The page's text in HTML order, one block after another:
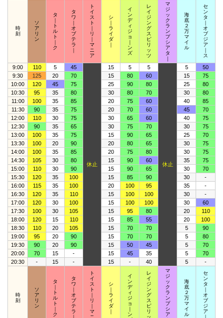
時
刻
ソ
ア
リ
ン
タ
｜
ト
ル
ト
｜
ク
タ
ワ
｜
オ
ブ
テ
ラ
｜
ト
イ
ス
ト
｜
リ
｜
マ
ニ
ア
シ
｜
ラ
イ
ダ
｜
イ
ン
デ
ィ
ジ
ョ
｜
ン
ズ
レ
イ
ジ
ン
グ
ス
ピ
リ
ッ
ツ
マ
ジ
ッ
ク
ラ
ン
プ
シ
ア
タ
｜
海
底
２
万
マ
イ
ル
セ
ン
タ
｜
オ
ブ
ジ
ア
｜
ス
9:00 110 5 45
休止
15 5 5
休止
5
50
9:30
125 20 70 15 80 60 15
75
10:00
120 45 75 25 90 80 25
80
10:30
95 35 80 30 80 70 30
80
11:00
100 35 85 20 75 60 40
85
11:30
90 35 75 20 70 60 45
70
12:00
110 30 75 30 65 60 40
75
12:30
90 35 65 30 75 70 30
75
13:00
100 35 75 15 90 65 25
70
13:30
100 20 90 20 80 65 30
75
14:00
100 35 85 20 75 80 30
75
14:30
105 30 80 15 90 60 35
75
15:00
110 30 90 15 90 65 30
70
15:30
120 35 100 15 85 90 30
-
16:00
115 35 100 20 100 95 35
-
16:30
120 35 110 15 100 100 30
-
17:00
120 30 100 15 100 100 30
60
17:30
100 30 105 15 95 80 20
110
18:00
120 15 110 15 85 55 20
100
18:30
110 20 105 15 70 70 5
90
19:00
95 20 90 15 70 70 5
80
19:30
90 20 90 15 50 45 5
70
20:00
70 15 - 15 45 35 5
70
20:30
- 15 - 15 - 40 5 -
時
刻
ソ
ア
リ
ン
タ
｜
ト
ル
ト
｜
ク
タ
ワ
｜
オ
ブ
テ
ラ
｜
ト
イ
ス
ト
｜
リ
｜
マ
ニ
シ
｜
ラ
イ
ダ
｜
イ
ン
デ
ィ
ジ
ョ
｜
ン
レ
イ
ジ
ン
グ
ス
ピ
リ
ッ
マ
ジ
ッ
ク
ラ
ン
プ
シ
ア
海
底
２
万
マ
イ
ル
セ
ン
タ
｜
オ
ブ
ジ
ア
｜